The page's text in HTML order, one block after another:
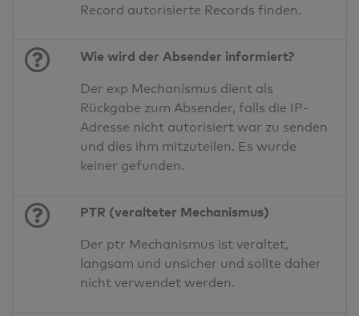
Record autorisierte Records finden.
Wie wird der Absender informiert?
Der exp Mechanismus dient als
Rückgabe zum Absender, falls die IP-
Adresse nicht autorisiert war zu senden
und dies ihm mitzuteilen. Es wurde
keiner gefunden.
PTR (veralteter Mechanismus)
Der ptr Mechanismus ist veraltet,
langsam und unsicher und sollte daher
nicht verwendet werden.